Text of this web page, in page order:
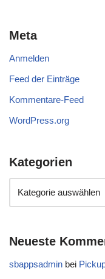
Meta
Anmelden
Feed der Einträge
Kommentare-Feed
WordPress.org
Kategorien
Neueste
sbappsadmin bei